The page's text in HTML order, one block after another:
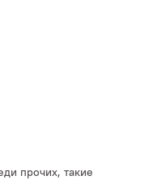
прочих, такие